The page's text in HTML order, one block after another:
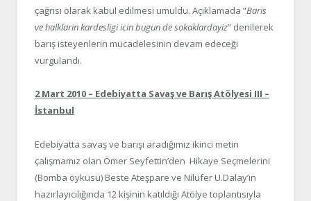
çağrısı olarak kabul edilmesi umuldu. Açıklamada “Baris
ve halklarin kardesligi icin bugun de sokaklardayiz” denilerek
barış isteyenlerin mücadelesinin devam edeceği
vurgulandı.
2 Mart 2010 – Edebiyatta Savaş ve Barış Atölyesi III –
İstanbul
Edebiyatta savaş ve barışı aradığımız ikinci metin
çalışmamız olan Ömer Seyfettin’den Hikaye Seçmelerini
(Bomba öyküsü) Beste Ateşpare ve Nilüfer U.Dalay’ın
hazırlayıcılığında 12 kişinin katıldığı Atölye toplantısıyla